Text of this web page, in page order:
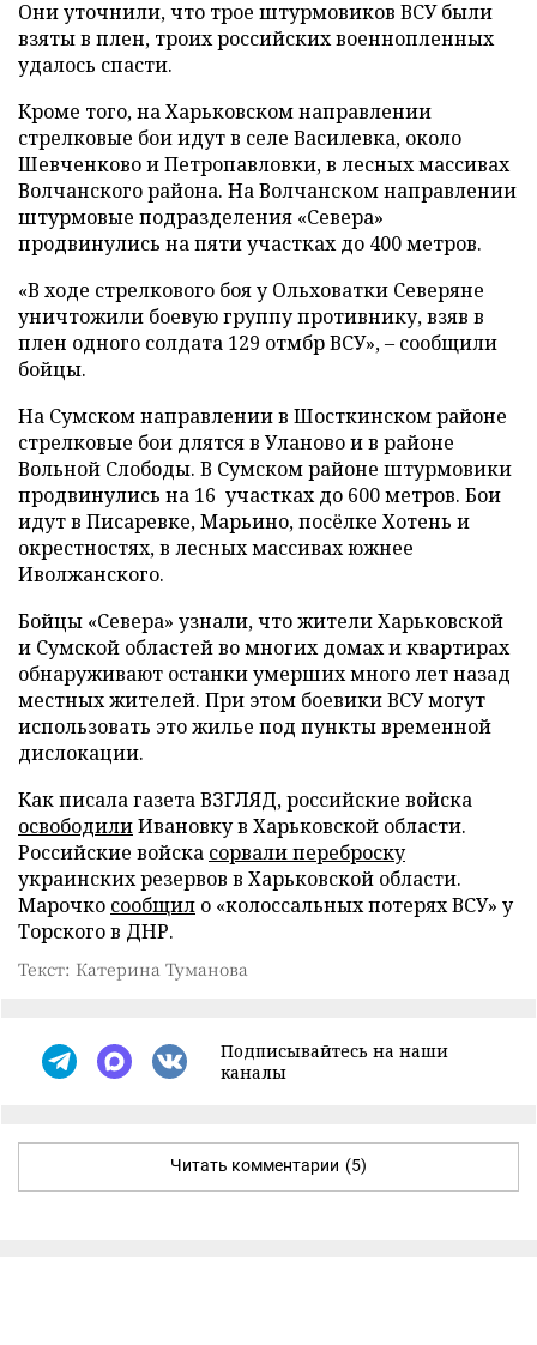
Они уточнили, что трое штурмовиков ВСУ были
взяты в плен, троих российских военнопленных
удалось спасти.
Кроме того, на Харьковском направлении
стрелковые бои идут в селе Василевка, около
Шевченково и Петропавловки, в лесных массивах
Волчанского района. На Волчанском направлении
штурмовые подразделения «Севера»
продвинулись на пяти участках до 400 метров.
«В ходе стрелкового боя у Ольховатки Северяне
уничтожили боевую группу противнику, взяв в
плен одного солдата 129 отмбр ВСУ», – сообщили
бойцы.
На Сумском направлении в Шосткинском районе
стрелковые бои длятся в Уланово и в районе
Вольной Слободы. В Сумском районе штурмовики
продвинулись на 16 участках до 600 метров. Бои
идут в Писаревке, Марьино, посёлке Хотень и
окрестностях, в лесных массивах южнее
Иволжанского.
Бойцы «Севера» узнали, что жители Харьковской
и Сумской областей во многих домах и квартирах
обнаруживают останки умерших много лет назад
местных жителей. При этом боевики ВСУ могут
использовать это жилье под пункты временной
дислокации.
Как писала газета ВЗГЛЯД, российские войска
освободилиИвановку в Харьковской области.
Российские войска сорвали переброску
украинских резервов в Харьковской области.
Марочко сообщил о «колоссальных потерях ВСУ» у
Торского в ДНР.
Текст: Катерина Туманова
Подписывайтесь на наши
каналы
Читать комментарии (5)